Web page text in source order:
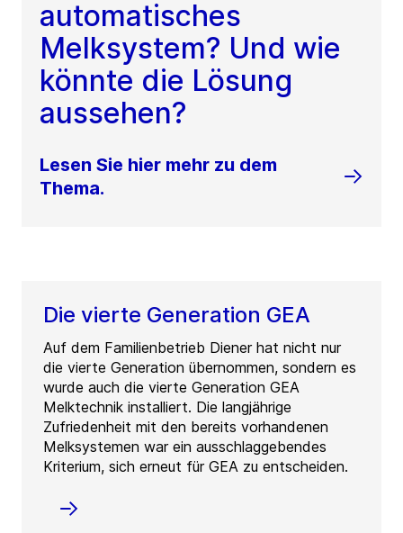
automatisches
Melksystem? Und wie
könnte die Lösung
aussehen?
Lesen Sie hier mehr zu dem
Thema.
Die vierte Generation GEA
Auf dem Familienbetrieb Diener hat nicht nur
die vierte Generation übernommen, sondern es
wurde auch die vierte Generation GEA
Melktechnik installiert. Die langjährige
Zufriedenheit mit den bereits vorhandenen
Melksystemen war ein ausschlaggebendes
Kriterium, sich erneut für GEA zu entscheiden.